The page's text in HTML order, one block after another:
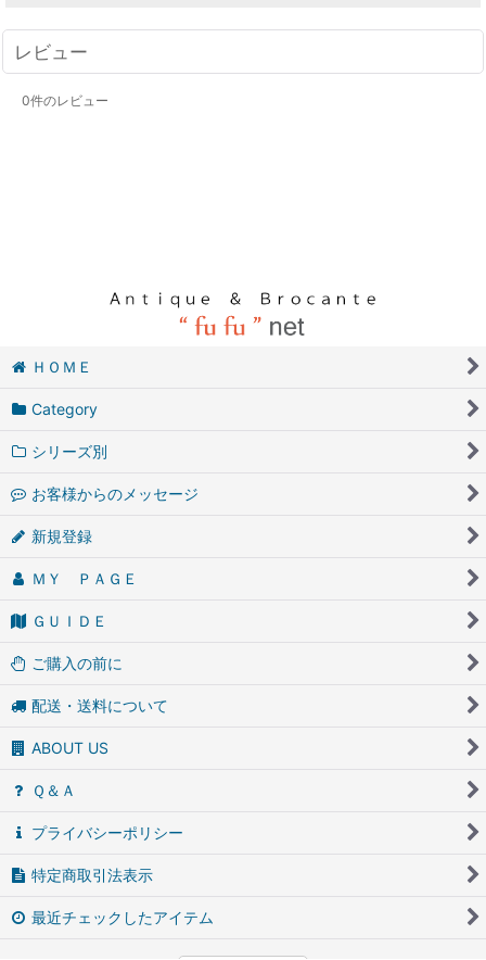
レビュー
0件のレビュー
ＨＯＭＥ
Category
シリーズ別
お客様からのメッセージ
新規登録
ＭＹ ＰＡＧＥ
ＧＵＩＤＥ
ご購入の前に
配送・送料について
ABOUT US
Ｑ＆Ａ
プライバシーポリシー
特定商取引法表示
最近チェックしたアイテム